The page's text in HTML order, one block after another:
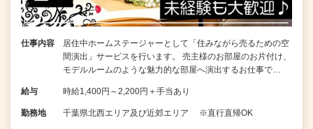
仕事内容
居住中ホームステージャーとして「住みながら売るための空
間演出」サービスを行います。 売主様のお部屋のお片付け、
モデルルームのような魅力的な部屋へ演出するお仕事で…
給与 時給1,400円～2,200円＋手当あり
勤務地 千葉県北西エリア及び近郊エリア ※直行直帰OK